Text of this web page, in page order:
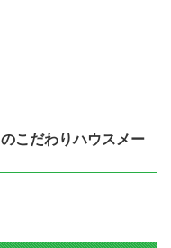
のこだわりハウスメー